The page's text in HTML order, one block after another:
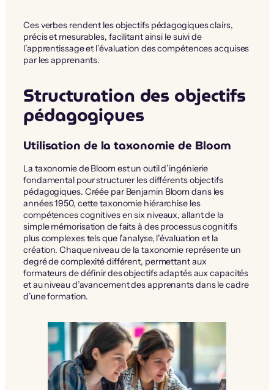
Ces verbes rendent les objectifs pédagogiques clairs,
précis et mesurables, facilitant ainsi le suivi de
l’apprentissage et l’évaluation des compétences acquises
par les apprenants.
Structuration des objectifs
pédagogiques
Utilisation de la taxonomie de Bloom
La taxonomie de Bloom est un outil d’ingénierie
fondamental pour structurer les différents objectifs
pédagogiques. Créée par Benjamin Bloom dans les
années 1950, cette taxonomie hiérarchise les
compétences cognitives en six niveaux, allant de la
simple mémorisation de faits à des processus cognitifs
plus complexes tels que l’analyse, l’évaluation et la
création. Chaque niveau de la taxonomie représente un
degré de complexité différent, permettant aux
formateurs de définir des objectifs adaptés aux capacités
et au niveau d’avancement des apprenants dans le cadre
d’une formation.